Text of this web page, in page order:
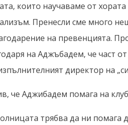
които научаваме от
Пренесли сме много
на превенцията.
на Аджъбадем, че част
директор на
че Аджибадем помага на
трябва да ни